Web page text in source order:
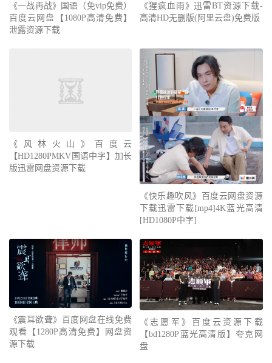
《一战再战》国语（免vip免费）
百度云网盘【1080P高清免费】
泄露资源下载
《猩疯血雨》迅雷BT资源下载-
高清HD无删版(阿里云盘)免费版
《风林火山》百度云
【HD1280PMKV国语中字】加长
版迅雷网盘资源下载
《快乐趣吹风》百度云网盘资源
下载迅雷下载[mp4]4K蓝光高清
[HD1080P中字]
《震耳欲聋》百度网盘在线免费
观看【1280P高清免费】网盘资
源下载
《志愿军》百度云资源下载
【bd1280P蓝光高清版】夸克网
盘